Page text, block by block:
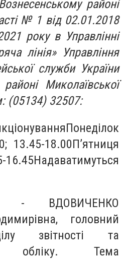
районі
№ 1 від 02.01.2018
року в Управлінні
лінія» Управління
служби України
Миколаївської
(05134) 32507:
13.45-18.00П’ятниця
- ВДОВИЧЕНКО
головний
звітності та
обліку. Тема